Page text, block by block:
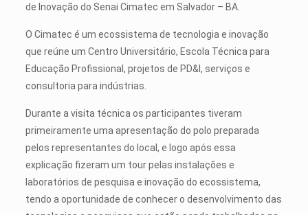
de Inovação do Senai Cimatec em Salvador – BA.
O Cimatec é um ecossistema de tecnologia e inovação
que reúne um Centro Universitário, Escola Técnica para
Educação Profissional, projetos de PD&I, serviços e
consultoria para indústrias.
Durante a visita técnica os participantes tiveram
primeiramente uma apresentação do polo preparada
pelos representantes do local, e logo após essa
explicação fizeram um tour pelas instalações e
laboratórios de pesquisa e inovação do ecossistema,
tendo a oportunidade de conhecer o desenvolvimento das